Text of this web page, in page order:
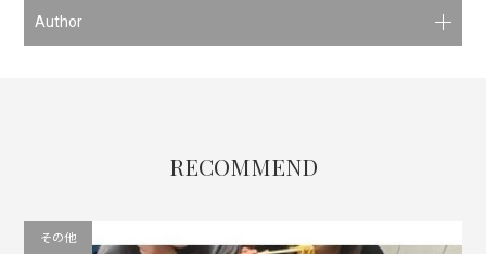
Author
RECOMMEND
その他